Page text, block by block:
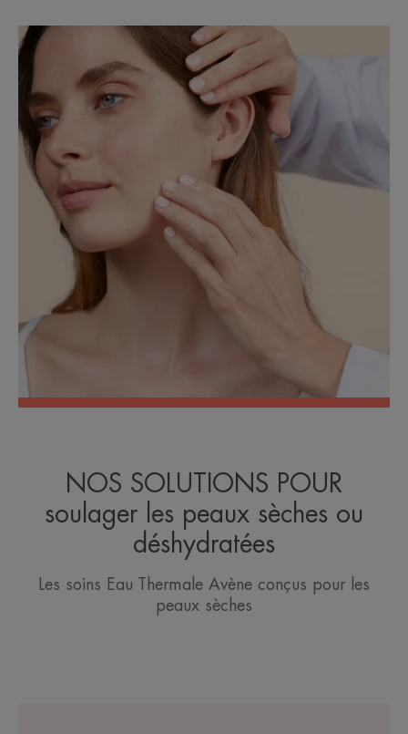
NOS SOLUTIONS POUR
soulager les peaux sèches ou
déshydratées
Les soins Eau Thermale Avène conçus pour les
peaux sèches